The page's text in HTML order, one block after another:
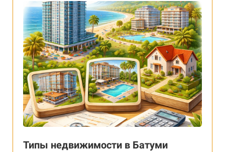
Типы недвижимости в Батуми